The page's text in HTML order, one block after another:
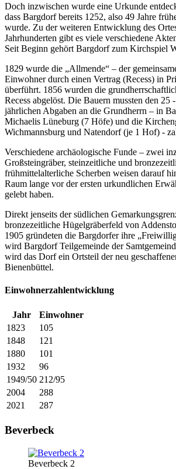
Doch inzwischen wurde eine Urkunde
dass Bargdorf bereits 1252, also 49 Jahre
wurde. Zu der weiteren Entwicklung des
Jahrhunderten gibt es viele verschiedene
Seit Beginn gehört Bargdorf zum Kirchspiel
1829 wurde die „Allmende“ – der
Einwohner durch einen Vertrag (Recess) in
überführt. 1856 wurden die
Recess abgelöst. Die Bauern mussten den 25
jährlichen Abgaben an die Grundherrn – in
Michaelis Lüneburg (7 Höfe) und die
Wichmannsburg und Natendorf (je 1 Hof) -
Verschiedene archäologische Funde – zwei
Großsteingräber, steinzeitliche und
frühmittelalterliche Scherben weisen darauf
Raum lange vor der ersten urkundlichen
gelebt haben.
Direkt jenseits der südlichen
bronzezeitliche Hügelgräberfeld von
1905 gründeten die Bargdorfer ihre
wird Bargdorf Teilgemeinde der
wird das Dorf ein Ortsteil der neu
Bienenbüttel.
Einwohnerzahlentwicklung
Jahr
Einwohner
1823
105
1848
121
1880
101
1932
96
1949/50 212/95
2004
288
2021
287
Beverbeck
Beverbeck 2